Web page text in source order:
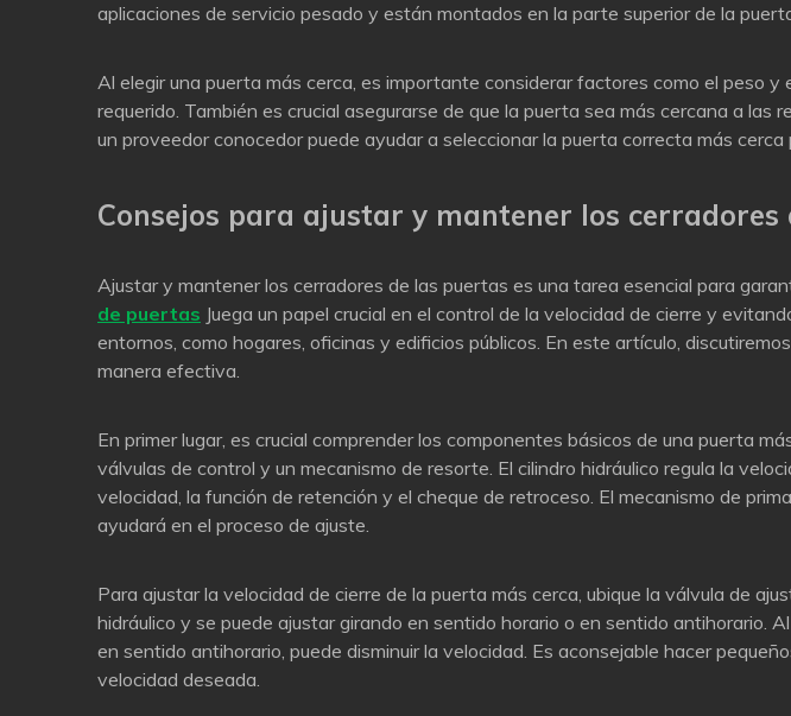
aplicaciones de servicio pesado y están montados en la parte superior de la
Al elegir una puerta más cerca, es importante considerar factores como el peso
requerido. También es crucial asegurarse de que la puerta sea más cercana a
un proveedor conocedor puede ayudar a seleccionar la puerta correcta más cerca
Consejos para ajustar y mantener los cerradores
Ajustar y mantener los cerradores de las puertas es una tarea esencial para
de puertas Juega un papel crucial en el control de la velocidad de cierre y
entornos, como hogares, oficinas y edificios públicos. En este artículo,
manera efectiva.
En primer lugar, es crucial comprender los componentes básicos de una puerta
válvulas de control y un mecanismo de resorte. El cilindro hidráulico regula la
velocidad, la función de retención y el cheque de retroceso. El mecanismo de
ayudará en el proceso de ajuste.
Para ajustar la velocidad de cierre de la puerta más cerca, ubique la válvula de
hidráulico y se puede ajustar girando en sentido horario o en sentido antihorario.
en sentido antihorario, puede disminuir la velocidad. Es aconsejable hacer
velocidad deseada.